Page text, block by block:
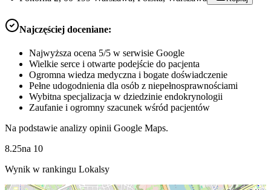
Najczęściej doceniane:
Najwyższa ocena 5/5 w serwisie Google
Wielkie serce i otwarte podejście do pacjenta
Ogromna wiedza medyczna i bogate doświadczenie
Pełne udogodnienia dla osób z niepełnosprawnościami
Wybitna specjalizacja w dziedzinie endokrynologii
Zaufanie i ogromny szacunek wśród pacjentów
Na podstawie analizy opinii Google Maps.
8.25na 10
Wynik w rankingu Lokalsy